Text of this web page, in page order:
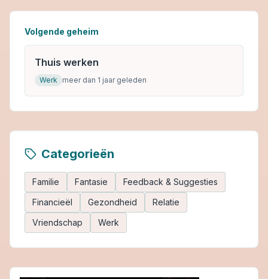
Volgende geheim
Thuis werken
Werk meer dan 1 jaar geleden
Categorieën
Familie Fantasie
Feedback & Suggesties
Financieël
Gezondheid
Relatie
Vriendschap
Werk